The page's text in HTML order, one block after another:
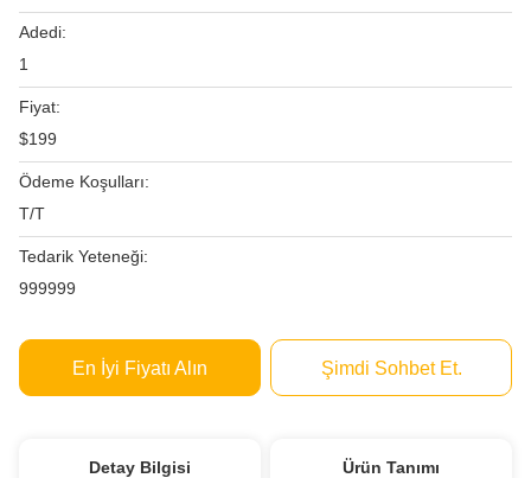
Adedi:
1
Fiyat:
$199
Ödeme Koşulları:
T/T
Tedarik Yeteneği:
999999
En İyi Fiyatı Alın Şimdi Sohbet Et.
Detay Bilgisi Ürün Tanımı